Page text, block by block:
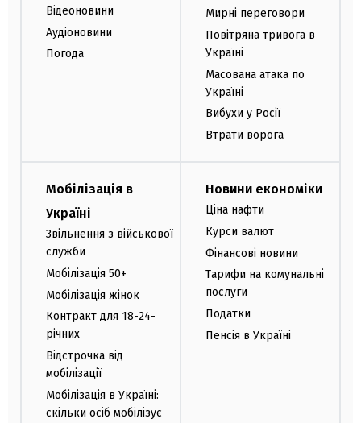
Відеоновини
Аудіоновини
Погода
Мирні переговори
Повітряна тривога в
Україні
Масована атака по
Україні
Вибухи у Росії
Втрати ворога
Мобілізація в
Україні
Звільнення з військової
служби
Мобілізація 50+
Мобілізація жінок
Контракт для 18-24-
річних
Відстрочка від
мобілізації
Мобілізація в Україні:
скільки осіб мобілізує
Новини економіки
Ціна нафти
Курси валют
Фінансові новини
Тарифи на комунальні
послуги
Податки
Пенсія в Україні